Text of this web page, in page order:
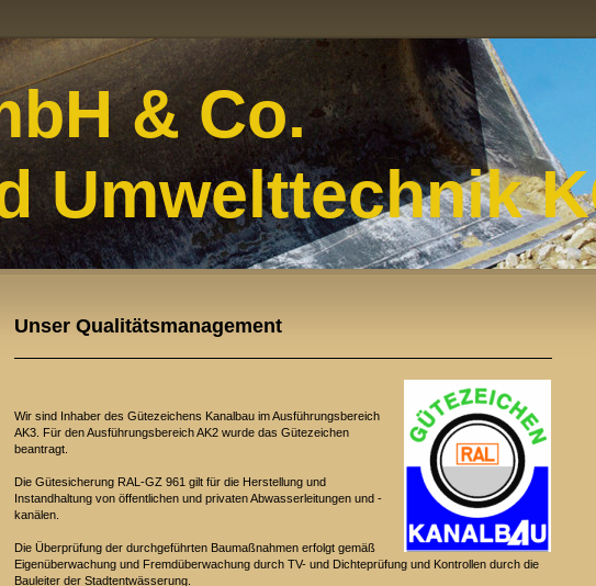
& Co.
Umwelttechnik
Unser Qualitätsmanagement
Wir sind Inhaber des Gütezeichens Kanalbau im Ausführungsbereich
AK3. Für den Ausführungsbereich AK2 wurde das Gütezeichen
beantragt.
Die Gütesicherung RAL-GZ 961 gilt für die Herstellung und
Instandhaltung von öffentlichen und privaten Abwasserleitungen und -
kanälen.
Die Überprüfung der durchgeführten Baumaßnahmen erfolgt gemäß
Eigenüberwachung und Fremdüberwachung durch TV- und Dichteprüfung und Kontrollen durch die
Bauleiter der Stadtentwässerung.